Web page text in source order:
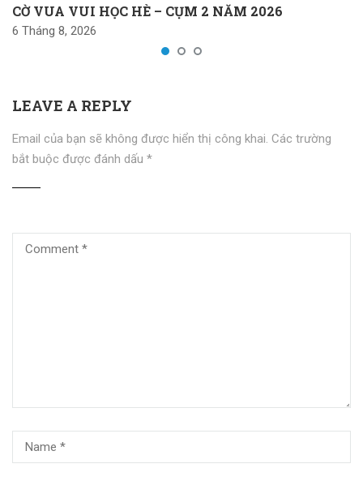
CỜ VUA VUI HỌC HÈ – CỤM 2 NĂM 2026
6 Tháng 8, 2026
LEAVE A REPLY
Email của bạn sẽ không được hiển thị công khai. Các trường
bắt buộc được đánh dấu *